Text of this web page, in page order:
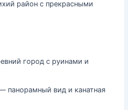
район с прекрасными
город с руинами и
панорамный вид и канатная